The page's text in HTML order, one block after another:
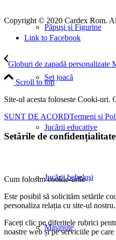
Păpuşi şi Figurine
Set joacă
Jucării educative
Jucării bebeluşi
Maşinuţe
Copyright © 2020 Cardex Rom.
Link to Facebook
Globuri de zapadă personalizate
Scroll to top
Site-ul acesta foloseste Cooki-uri.
SUNT DE ACORDTermeni si
Setările de confidențialitate
Cum folosim cookie-urile
Este posibil să solicităm setările
personaliza relația cu site-ul nostru.
Faceți clic pe diferitele rubrici
noastre web și pe serviciile pe